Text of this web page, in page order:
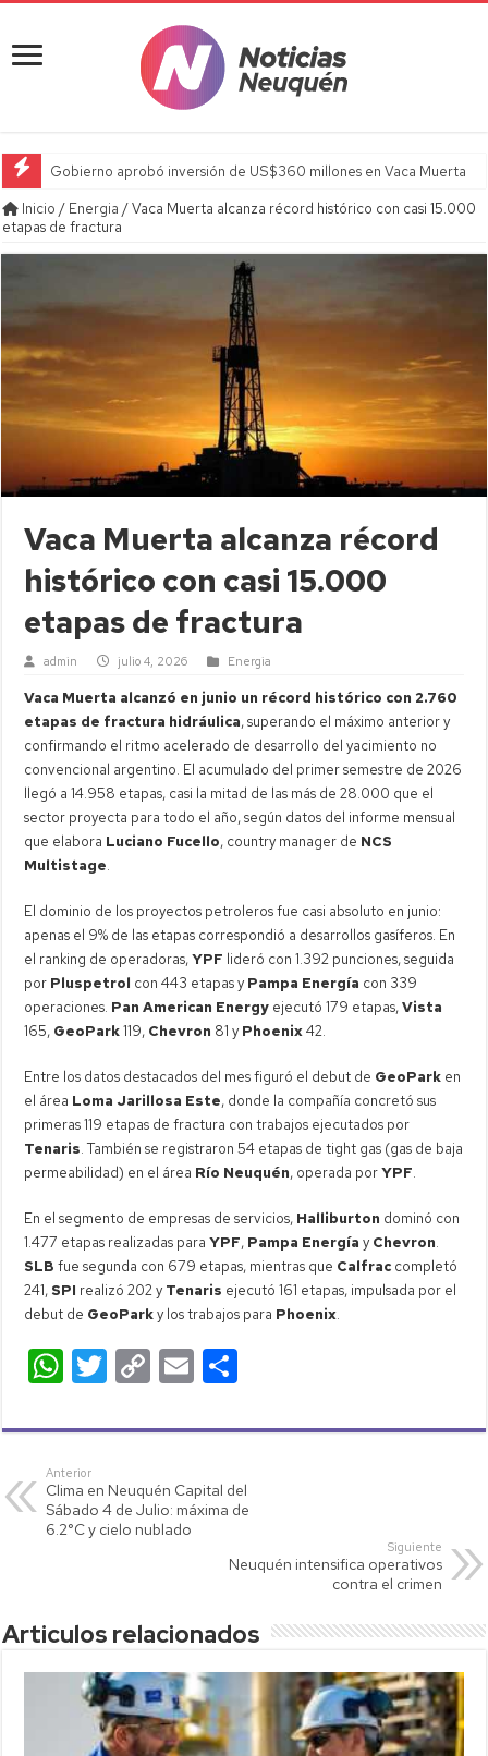
Gobierno aprobó inversión de US$360 millones en Vaca Muerta
Inicio / Energia /Vaca Muerta alcanza récord histórico con casi 15.000
etapas de fractura
Vaca Muerta alcanza récord
histórico con casi 15.000
etapas de fractura
admin julio 4, 2026 Energia
Vaca Muerta alcanzó en junio un récord histórico con 2.760
etapas de fractura hidráulica, superando el máximo anterior y
confirmando el ritmo acelerado de desarrollo del yacimiento no
convencional argentino. El acumulado del primer semestre de 2026
llegó a 14.958 etapas, casi la mitad de las más de 28.000 que el
sector proyecta para todo el año, según datos del informe mensual
que elabora Luciano Fucello, country manager de NCS
Multistage.
El dominio de los proyectos petroleros fue casi absoluto en junio:
apenas el 9% de las etapas correspondió a desarrollos gasíferos. En
el ranking de operadoras,YPF lideró con 1.392 punciones, seguida
por Pluspetrol con 443 etapas y Pampa Energía con 339
operaciones. Pan American Energy ejecutó 179 etapas,Vista
165, GeoPark119, Chevron 81 y Phoenix42.
Entre los datos destacados del mes figuró el debut de GeoPark en
el área Loma Jarillosa Este, donde la compañía concretó sus
primeras 119 etapas de fractura con trabajos ejecutados por
Tenaris. También se registraron 54 etapas de tight gas (gas de baja
permeabilidad) en el área Río Neuquén, operada porYPF.
En el segmento de empresas de servicios, Halliburton dominó con
1.477 etapas realizadas paraYPF, Pampa Energía y Chevron.
SLB fue segunda con 679 etapas, mientras que Calfrac completó
241, SPI realizó 202 y Tenaris ejecutó 161 etapas, impulsada por el
debut de GeoParky los trabajos para Phoenix.
W
at
s
A
p
T
tt
C
p
Li
nk
E
ail m
ar
Anterior
Clima en Neuquén Capital del
Sábado 4 de Julio: máxima de
6.2°C y cielo nublado
Siguiente
Neuquén intensifica operativos
contra el crimen
Articulos relacionados